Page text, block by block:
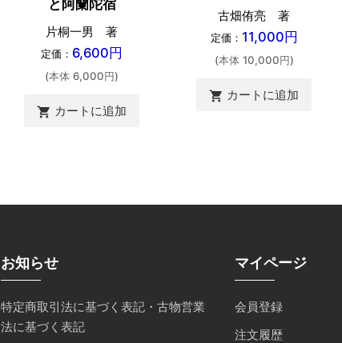
と阿蘭陀宿
片桐一男 著
定価： 6,600円
(本体 6,000円)
shopping_cart カートに追加
古畑侑亮 著
定価： 11,000円
(本体 10,000円)
shopping_cart カートに追加
お知らせ
特定商取引法に基づく表記・古物営業
法に基づく表記
マイページ
会員登録
注文履歴